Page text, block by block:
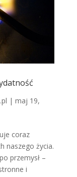
| maj 19,
coraz
naszego życia.
przemysł –
i